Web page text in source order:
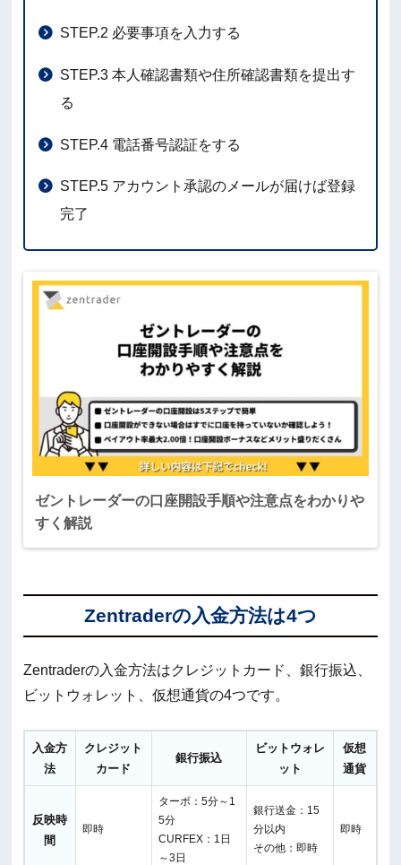
STEP.2 必要事項を入力する
STEP.3 本人確認書類や住所確認書類を提出す
る
STEP.4 電話番号認証をする
STEP.5 アカウント承認のメールが届けば登録
完了
ゼントレーダーの口座開設手順や注意点をわかりや
すく解説
Zentraderの入金方法は4つ
Zentraderの入金方法はクレジットカード、銀行振込、
ビットウォレット、仮想通貨の4つです。
入金方
法
クレジット
カード
銀行振込
ビットウォレ
ット
仮想
通貨
反映時
間
即時
ターボ：5分～1
5分
CURFEX：1日
～3日
銀行送金：15
分以内
その他：即時
即時